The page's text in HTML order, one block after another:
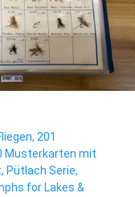
201
Musterkarten mit
Pütlach Serie,
for Lakes &